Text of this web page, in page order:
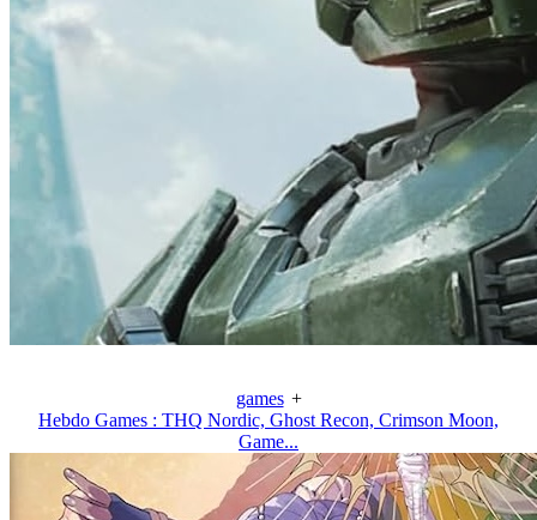
games +
Hebdo Games : THQ Nordic, Ghost Recon, Crimson Moon,
Game...